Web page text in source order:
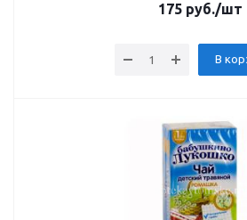
175руб./шт
В